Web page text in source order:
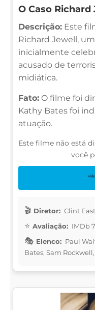
O Caso Richard
Descrição: Este
Richard Jewell,
inicialmente
acusado de
midiática.
Fato: O filme foi
Kathy Bates foi
atuação.
Este filme não está
você
Diretor: Clint
Avaliação: IMDb
Elenco: Paul
Bates, Sam